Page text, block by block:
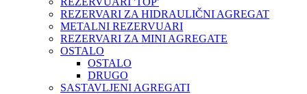
REZERVARI ZA HIDRAULIČNI AGREGAT
METALNI REZERVUARI
REZERVARI ZA MINI AGREGATE
OSTALO
OSTALO
DRUGO
SASTAVLJENI AGREGATI